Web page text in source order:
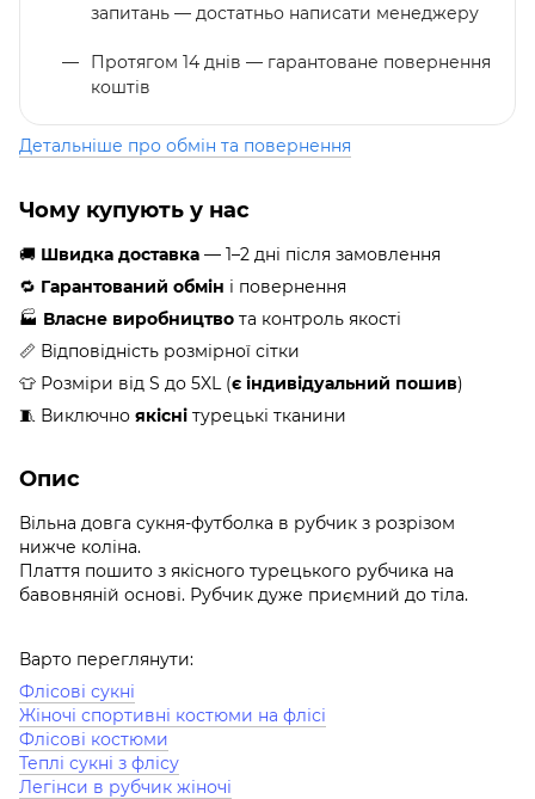
запитань — достатньо написати менеджеру
Протягом 14 днів — гарантоване повернення
коштів
Детальніше про обмін та повернення
Чому купують у нас
🚚 Швидка доставка — 1–2 дні після замовлення
🔁 Гарантований обмін і повернення
🏭 Власне виробництво та контроль якості
📏 Відповідність розмірної сітки
👕 Розміри від S до 5XL (є індивідуальний пошив)
🧵 Виключно якісні турецькі тканини
Опис
Вільна довга сукня-футболка в рубчик з розрізом
нижче коліна.
Плаття пошито з якісного турецького рубчика на
бавовняній основі. Рубчик дуже приємний до тіла.
Варто переглянути:
Флісові сукні
Жіночі спортивні костюми на флісі
Флісові костюми
Теплі сукні з флісу
Легінси в рубчик жіночі